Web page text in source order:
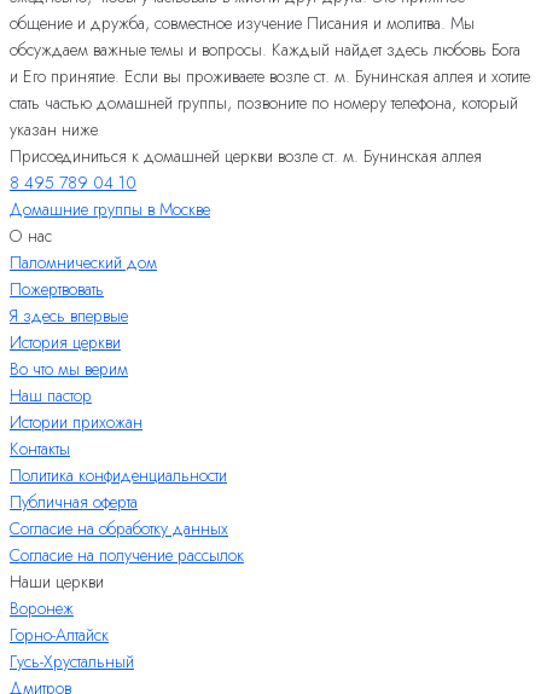
общение и дружба, совместное изучение Писания и молитва. Мы
обсуждаем важные темы и вопросы. Каждый найдет здесь любовь Бога
и Его принятие. Если вы проживаете возле ст. м. Бунинская аллея и хотите
стать частью домашней группы, позвоните по номеру телефона, который
указан ниже
Присоединиться к домашней церкви возле ст. м. Бунинская аллея
8 495 789 04 10
Домашние группы в Москве
О нас
Паломнический дом
Пожертвовать
Я здесь впервые
История церкви
Во что мы верим
Наш пастор
Истории прихожан
Контакты
Политика конфиденциальности
Публичная оферта
Согласие на обработку данных
Согласие на получение рассылок
Наши церкви
Воронеж
Горно-Алтайск
Гусь-Хрустальный
Дмитров